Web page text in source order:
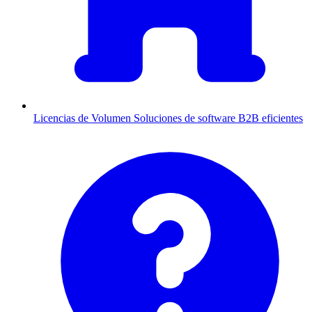
Licencias de Volumen Soluciones de software B2B eficientes